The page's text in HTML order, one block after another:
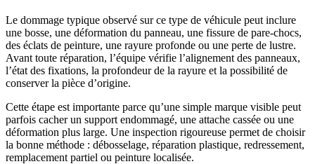
Le dommage typique observé sur ce type de véhicule peut inclure
une bosse, une déformation du panneau, une fissure de pare-chocs,
des éclats de peinture, une rayure profonde ou une perte de lustre.
Avant toute réparation, l’équipe vérifie l’alignement des panneaux,
l’état des fixations, la profondeur de la rayure et la possibilité de
conserver la pièce d’origine.
Cette étape est importante parce qu’une simple marque visible peut
parfois cacher un support endommagé, une attache cassée ou une
déformation plus large. Une inspection rigoureuse permet de choisir
la bonne méthode : débosselage, réparation plastique, redressement,
remplacement partiel ou peinture localisée.